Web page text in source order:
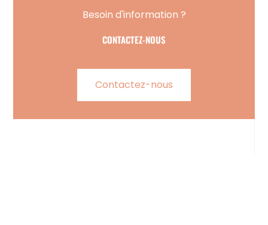
Besoin d'information ?
CONTACTEZ-NOUS
Contactez-nous